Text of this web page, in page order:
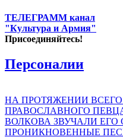
ТЕЛЕГРАММ канал
"Культура и Армия"
Присоединяйтесь!
Персоналии
НА ПРОТЯЖЕНИИ
ПРАВОСЛАВНОГО
ВОЛКОВА ЗВУЧАЛИ ЕГО
ПРОНИКНОВЕННЫЕ